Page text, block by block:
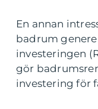
En annan
badrum
investeringen
gör
investering för